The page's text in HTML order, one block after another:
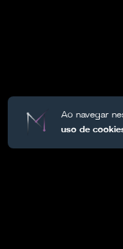
Ao navegar
uso de